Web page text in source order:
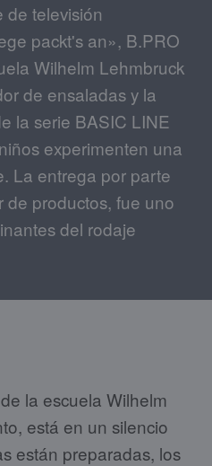
de televisión
packt's an», B.PRO
Wilhelm Lehmbruck
de ensaladas y la
la serie BASIC LINE
experimenten una
La entrega por parte
de productos, fue uno
del rodaje
la escuela Wilhelm
está en un silencio
están preparadas, los